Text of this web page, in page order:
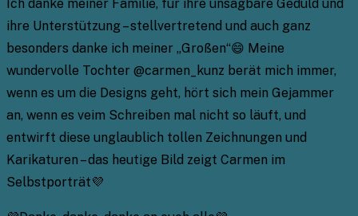
Ich danke meiner Familie, für ihre unsagbare Geduld und
ihre Unterstützung – stellvertretend und auch ganz
besonders danke ich meiner „Großen“😄 Meine
wundervolle Tochter @carmen_kunz berät mich immer,
wenn es um die Designs geht, hört sich mein Gejammer
an, wenn es veim Schreiben mal nicht so läuft, und
entwirft diese unglaublich tollen Zeichnungen und
Karikaturen – das heutige Bild zeigt Carmen im
Selbstporträt💜